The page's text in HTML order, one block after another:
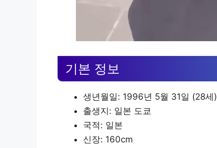
기본 정보
생년월일: 1996년 5월 31일 (28세)
출생지: 일본 도쿄
국적: 일본
신장: 160cm